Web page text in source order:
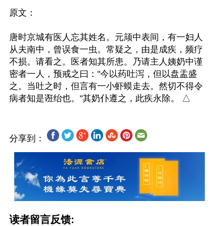
原文：
唐时京城有医人忘其姓名。元颃中表间，有一妇人
从夫南中，曾误食一虫。常疑之，由是成疾，频疗
不损。请看之。医者知其所患。乃请主人姨奶中谨
密者一人，预戒之曰："今以药吐泻，但以盘盂盛
之。当吐之时，但言有一小虾蟆走去。然切不得令
分享到：
读者留言反馈: